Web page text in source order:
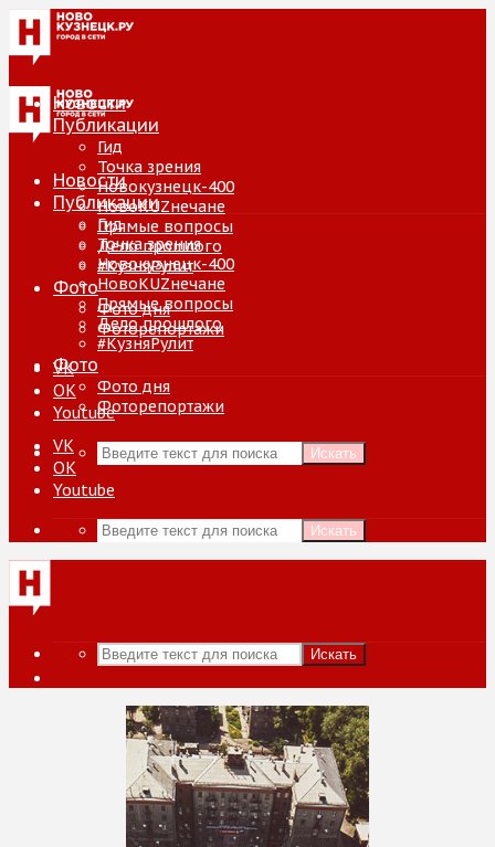
Новости
Публикации
Гид
Точка зрения
Новокузнецк-400
НовоKUZнечане
Прямые вопросы
Дело прошлого
#КузняРулит
Фото
Фото дня
Фоторепортажи
VK
ОК
Youtube
Искать
Новости
Публикации
Гид
Точка зрения
Новокузнецк-400
НовоKUZнечане
Прямые вопросы
Дело прошлого
#КузняРулит
Фото
Фото дня
Фоторепортажи
VK
ОК
Youtube
Искать
Искать